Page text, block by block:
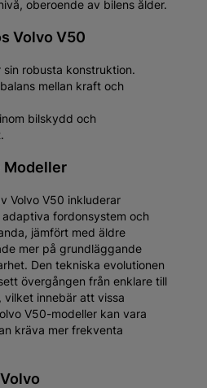
oberoende av bilens ålder.
Volvo V50
robusta konstruktion.
mellan kraft och
bilskydd och
Modeller
Volvo V50 inkluderar
fordonsystem och
jämfört med äldre
mer på grundläggande
Den tekniska evolutionen
övergången från enklare till
vilket innebär att vissa
V50-modeller kan vara
kräva mer frekventa